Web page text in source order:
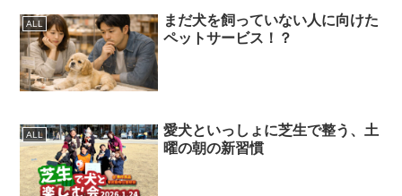
ALL
まだ犬を飼っていない人に向けた
ペットサービス！？
ALL
愛犬といっしょに芝生で整う、土
曜の朝の新習慣